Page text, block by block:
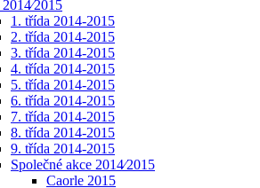
1. třída 2014-2015
2. třída 2014-2015
3. třída 2014-2015
4. třída 2014-2015
5. třída 2014-2015
6. třída 2014-2015
7. třída 2014-2015
8. třída 2014-2015
9. třída 2014-2015
Společné akce 2014⁄2015
Caorle 2015